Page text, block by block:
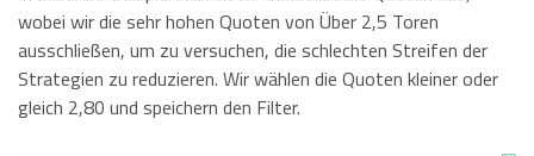
wobei wir die sehr hohen Quoten von Über 2,5 Toren
ausschließen, um zu versuchen, die schlechten Streifen der
Strategien zu reduzieren. Wir wählen die Quoten kleiner oder
gleich 2,80 und speichern den Filter.